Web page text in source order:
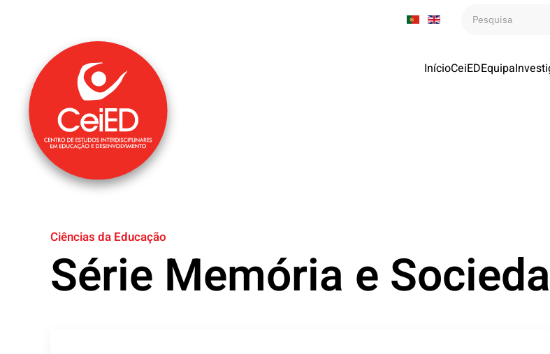
Saltar para o conteúdo principal
InícioCeiEDEquipa
Ciências da Educação
Série Memória e